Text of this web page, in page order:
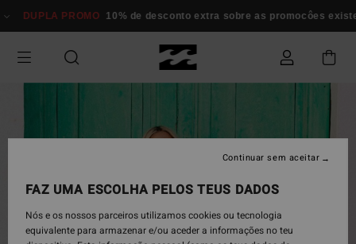
para
informação
produto
DUPLA PROMO 10% de desconto extra sobre as promocôes
FAZ UMA ESCOLHA PELOS TEUS DADOS
Nós e os nossos parceiros utilizamos cookies ou tecnologia
equivalente para armazenar e/ou aceder a informações no teu
Continuar sem aceitar